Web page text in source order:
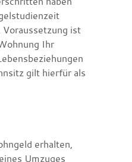
ist
Ihr
gilt hierfür als
erhalten,
Umzuges